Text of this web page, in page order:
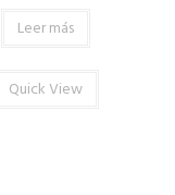
Leer más
Quick View